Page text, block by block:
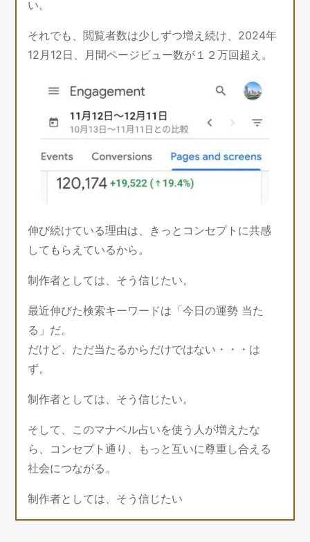
い。
それでも、閲覧者数は少しずつ増え続け、2024年
12月12日、月間ページビュー数が１２万回超え。
伸び続けている理由は、きっとコンセプトに共感
してもらえているから。
制作者としては、そう信じたい。
最近伸びた検索キーワードは「今日の運勢 当た
る」だ。
だけど、ただ当たるからだけではない・・・は
ず。
制作者としては、そう信じたい。
そして、このマナベル占いを使う人が増えたな
ら、コンセプト通り、もっと互いに尊重し合える
社会につながる。
制作者としては、そう信じたい